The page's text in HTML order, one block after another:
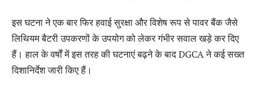
इस घटना ने एक बार फिर हवाई सुरक्षा और विशेष रूप से पावर बैंक जैसे
लिथियम बैटरी उपकरणों के उपयोग को लेकर गंभीर सवाल खड़े कर दिए
हैं। हाल के वर्षों में इस तरह की घटनाएं बढ़ने के बाद DGCA ने कई सख्त
दिशानिर्देश जारी किए हैं।